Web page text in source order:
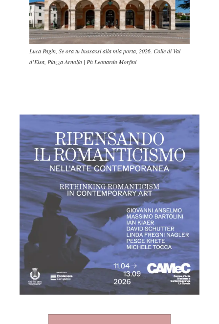
Luca Pagin, Se ora tu bussassi alla mia porta, 2026. Colle di Val
d’Elsa, Piazza Arnolfo | Ph Leonardo Morfini